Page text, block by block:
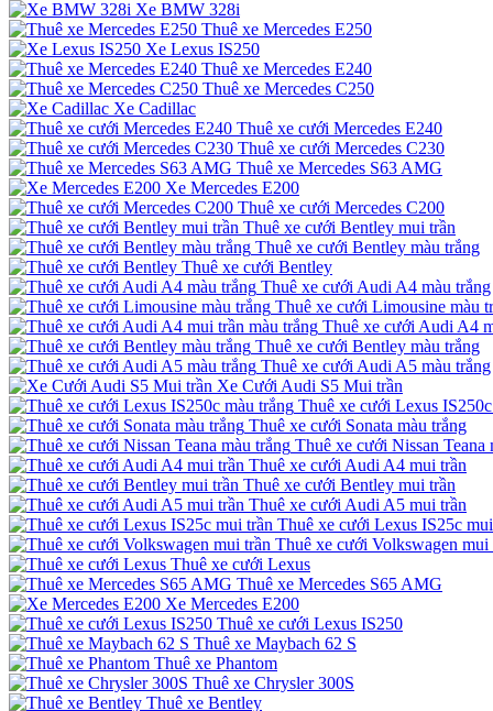
Xe BMW 328i
Thuê xe Mercedes E250
Xe Lexus IS250
Thuê xe Mercedes E240
Thuê xe Mercedes C250
Xe Cadillac
Thuê xe cưới Mercedes E240
Thuê xe cưới Mercedes C230
Thuê xe Mercedes S63 AMG
Xe Mercedes E200
Thuê xe cưới Mercedes C200
Thuê xe cưới Bentley mui trần
Thuê xe cưới Bentley màu trắng
Thuê xe cưới Bentley
Thuê xe cưới Audi A4 màu trắng
Thuê xe cưới Limousine màu
Thuê xe cưới Audi A4
Thuê xe cưới Bentley màu trắng
Thuê xe cưới Audi A5 màu trắng
Xe Cưới Audi S5 Mui trần
Thuê xe cưới Lexus
Thuê xe cưới Sonata màu trắng
Thuê xe cưới Nissan Teana
Thuê xe cưới Audi A4 mui trần
Thuê xe cưới Bentley mui trần
Thuê xe cưới Audi A5 mui trần
Thuê xe cưới Lexus IS25c
Thuê xe cưới Volkswagen mui
Thuê xe cưới Lexus
Thuê xe Mercedes S65 AMG
Xe Mercedes E200
Thuê xe cưới Lexus IS250
Thuê xe Maybach 62 S
Thuê xe Phantom
Thuê xe Chrysler 300S
Thuê xe Bentley